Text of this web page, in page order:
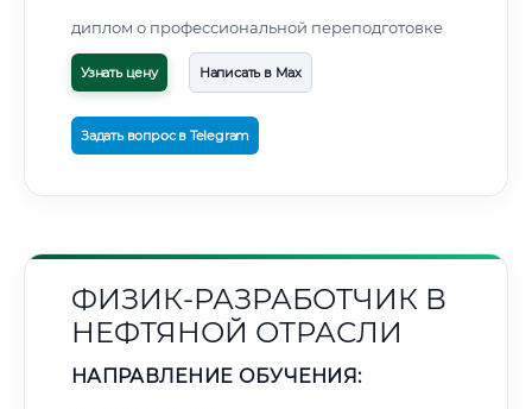
диплом о профессиональной переподготовке
Узнать цену Написать в Max
Задать вопрос в Telegram
ФИЗИК-РАЗРАБОТЧИК В
НЕФТЯНОЙ ОТРАСЛИ
НАПРАВЛЕНИЕ ОБУЧЕНИЯ: